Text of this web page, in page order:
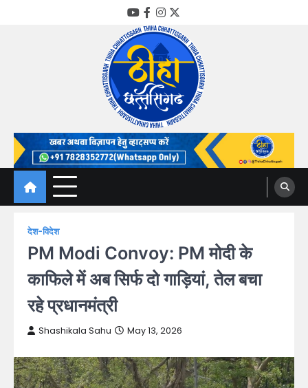
YouTube
Facebook
Instagram
Twitter
Thiha Chhattisgarh
गोठ जन-जन के
देश-विदेश
PM Modi Convoy: PM मोदी के
काफिले में अब सिर्फ दो गाड़ियां, तेल बचा
रहे प्रधानमंत्री
Shashikala Sahu May 13, 2026